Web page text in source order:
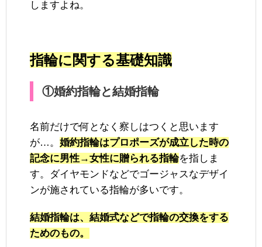
しますよね。
指輪に関する基礎知識
①婚約指輪と結婚指輪
名前だけで何となく察しはつくと思います
が…。 婚約指輪はプロポーズが成立した時の
記念に男性→女性に贈られる指輪を指しま
す。ダイヤモンドなどでゴージャスなデザイ
ンが施されている指輪が多いです。
結婚指輪は、結婚式などで指輪の交換をする
ためのもの。